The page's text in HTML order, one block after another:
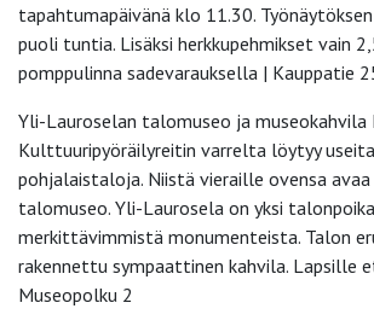
tapahtumapäivänä klo 11.30.
puoli tuntia. Lisäksi herkkupehmikset vain
pomppulinna sadevarauksella | Kauppatie
Yli-Lauroselan talomuseo ja museokahvila
Kulttuuripyöräilyreitin varrelta löytyy
pohjalaistaloja. Niistä vieraille ovensa
talomuseo. Yli-Laurosela on yksi
merkittävimmistä monumenteista. Talon
rakennettu sympaattinen kahvila. Lapsille
Museopolku 2